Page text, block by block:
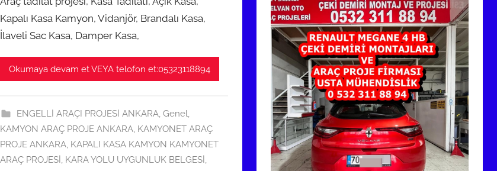
a
s
ı
0
9
t
a
r
Kapalı Kasa Kamyon, Vidanjör, Brandalı Kasa,
İlaveli Sac Kasa, Damper Kasa,
Okumaya devam et VEYA telofon et:05323118894
ENGELLİ ARAÇI PROJESİ ANKARA, Genel,
KAMYON ARAÇ PROJE ANKARA, KAMYONET ARAÇ
PROJE ANKARA, KAPALI KASA KAMYON KAMYONET
ARAÇ PROJESİ, KARA YOLU UYGUNLUK BELGESİ,